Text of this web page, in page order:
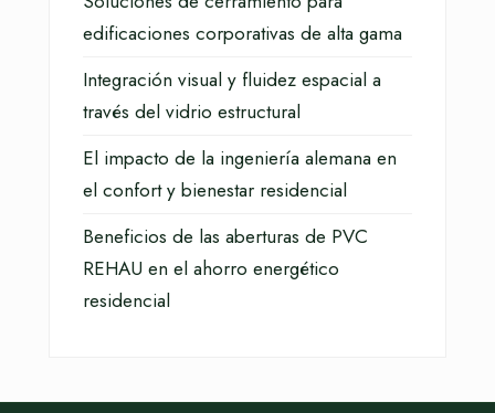
edificaciones corporativas de alta gama
Integración visual y fluidez espacial a
través del vidrio estructural
El impacto de la ingeniería alemana en
el confort y bienestar residencial
Beneficios de las aberturas de PVC
REHAU en el ahorro energético
residencial